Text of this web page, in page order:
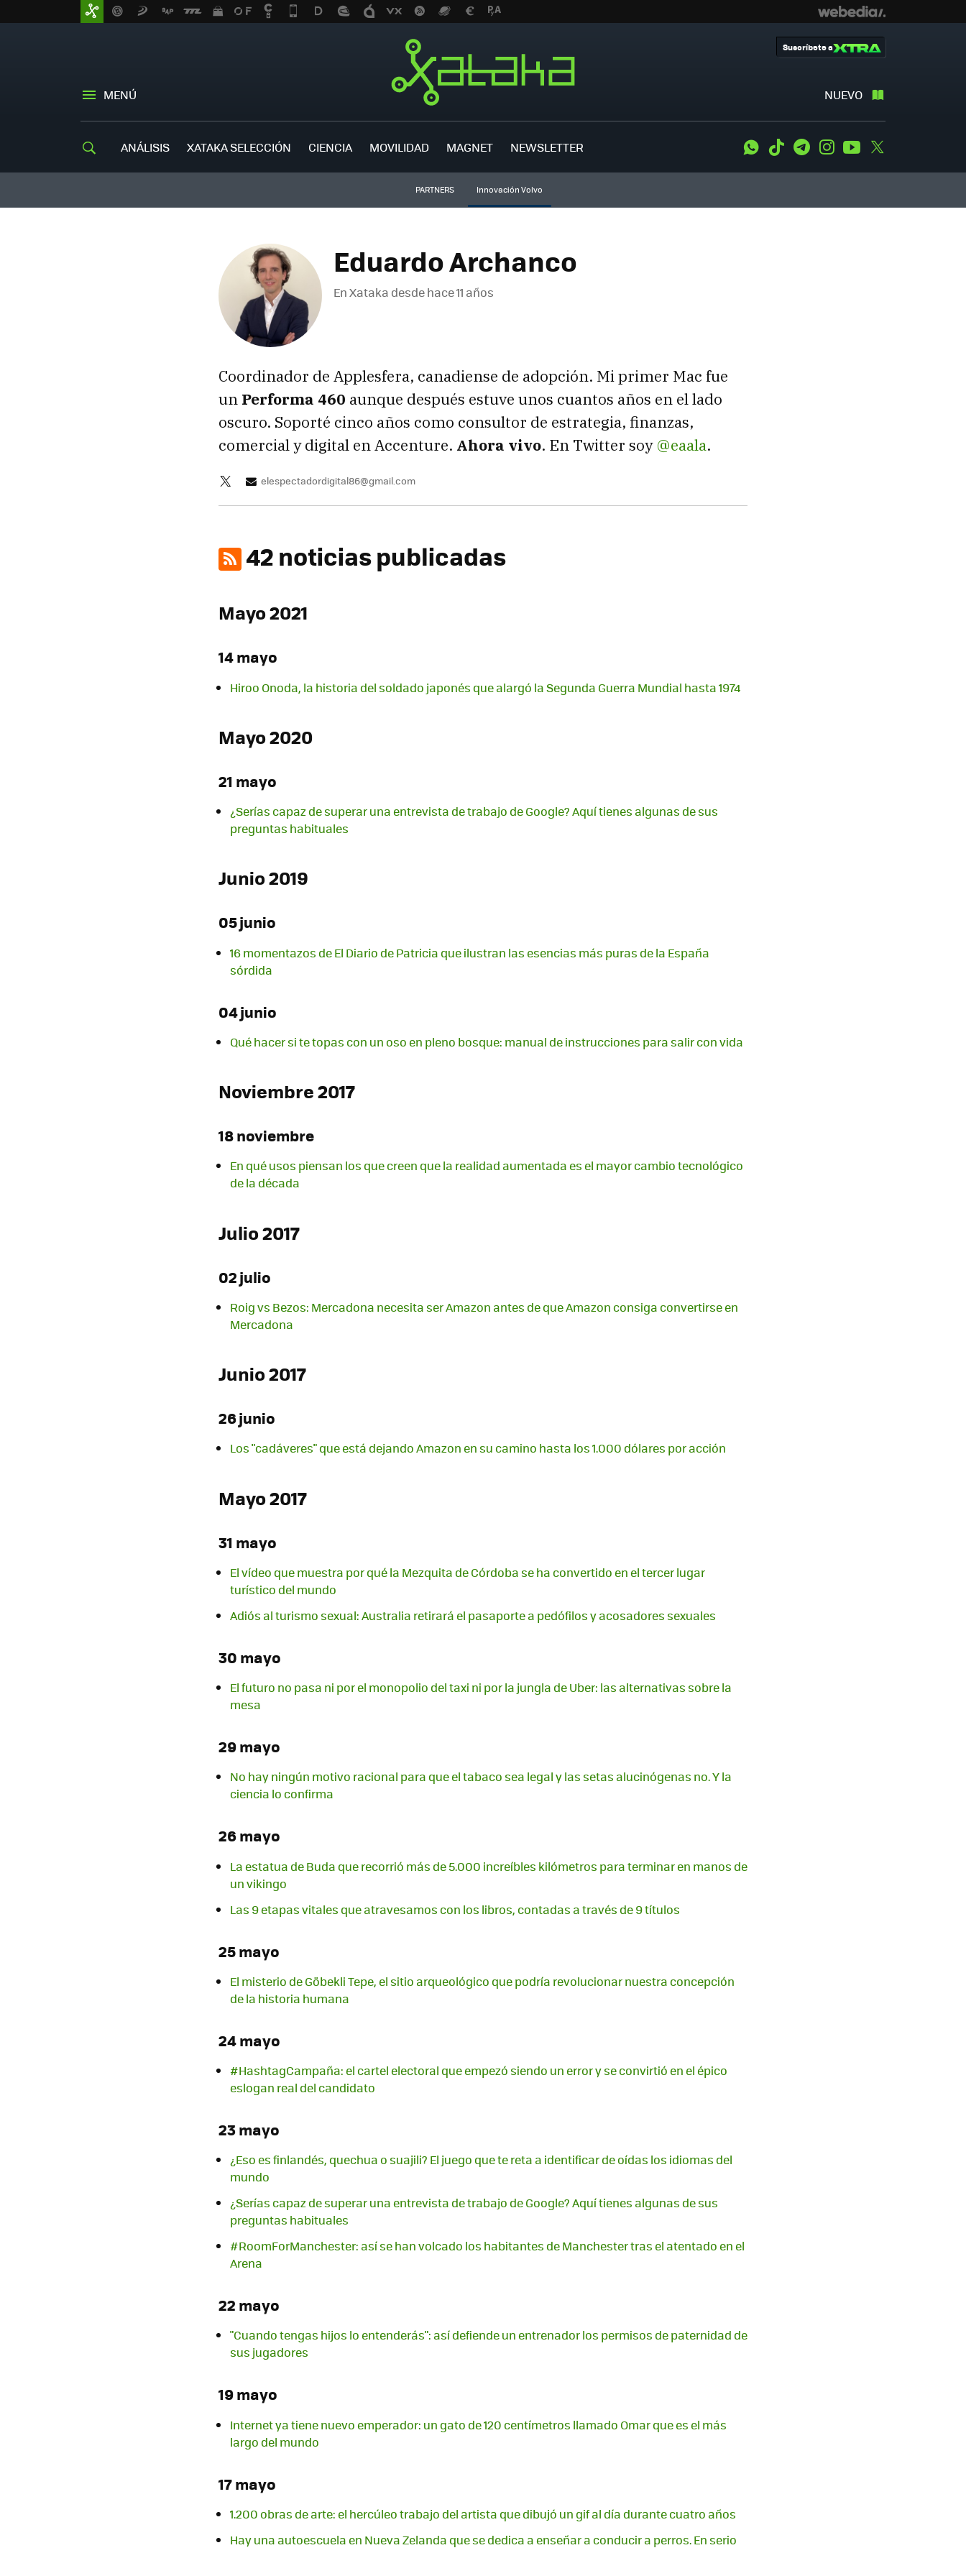
MENÚ NUEVO
Suscríbete a
ANÁLISIS XATAKA SELECCIÓN CIENCIA MOVILIDAD MAGNET NEWSLETTER WhatsApp
Tiktok TelegramInstagramYoutube
PARTNERS Innovación Volvo
Eduardo Archanco
En Xataka desdehace 11 años
Coordinador de Applesfera, canadiense de adopción. Mi primer Mac fue
un Performa 460 aunque después estuve unos cuantos años en el lado
oscuro. Soporté cinco años como consultor de estrategia, finanzas,
comercial y digital en Accenture. Ahora vivo. En Twitter soy @eaala.
elespectadordigital86@gmail.com
42 noticias publicadas
Mayo 2021
14 mayo
Hiroo Onoda, la historia del soldado japonés que alargó la Segunda Guerra Mundial hasta 1974
Mayo 2020
21 mayo
¿Serías capaz de superar una entrevista de trabajo de Google? Aquí tienes algunas de sus
preguntas habituales
Junio 2019
05 junio
16 momentazos de El Diario de Patricia que ilustran las esencias más puras de la España
sórdida
04 junio
Qué hacer si te topas con un oso en pleno bosque: manual de instrucciones para salir con vida
Noviembre 2017
18 noviembre
En qué usos piensan los que creen que la realidad aumentada es el mayor cambio tecnológico
de la década
Julio 2017
02 julio
Roig vs Bezos: Mercadona necesita ser Amazon antes de que Amazon consiga convertirse en
Mercadona
Junio 2017
26 junio
Los "cadáveres" que está dejando Amazon en su camino hasta los 1.000 dólares por acción
Mayo 2017
31 mayo
El vídeo que muestra por qué la Mezquita de Córdoba se ha convertido en el tercer lugar
turístico del mundo
Adiós al turismo sexual: Australia retirará el pasaporte a pedófilos y acosadores sexuales
30 mayo
El futuro no pasa ni por el monopolio del taxi ni por la jungla de Uber: las alternativas sobre la
mesa
29 mayo
No hay ningún motivo racional para que el tabaco sea legal y las setas alucinógenas no. Y la
ciencia lo confirma
26 mayo
La estatua de Buda que recorrió más de 5.000 increíbles kilómetros para terminar en manos de
un vikingo
Las 9 etapas vitales que atravesamos con los libros, contadas a través de 9 títulos
25 mayo
El misterio de Göbekli Tepe, el sitio arqueológico que podría revolucionar nuestra concepción
de la historia humana
24 mayo
#HashtagCampaña: el cartel electoral que empezó siendo un error y se convirtió en el épico
eslogan real del candidato
23 mayo
¿Eso es finlandés, quechua o suajili? El juego que te reta a identificar de oídas los idiomas del
mundo
¿Serías capaz de superar una entrevista de trabajo de Google? Aquí tienes algunas de sus
preguntas habituales
#RoomForManchester: así se han volcado los habitantes de Manchester tras el atentado en el
Arena
22 mayo
"Cuando tengas hijos lo entenderás": así defiende un entrenador los permisos de paternidad de
sus jugadores
19 mayo
Internet ya tiene nuevo emperador: un gato de 120 centímetros llamado Omar que es el más
largo del mundo
17 mayo
1.200 obras de arte: el hercúleo trabajo del artista que dibujó un gif al día durante cuatro años
Hay una autoescuela en Nueva Zelanda que se dedica a enseñar a conducir a perros. En serio